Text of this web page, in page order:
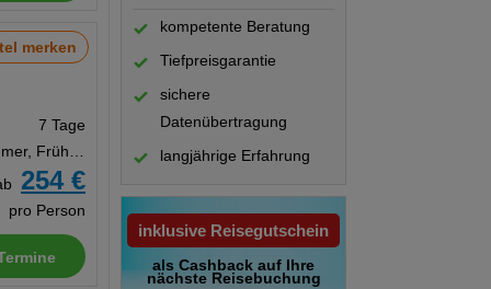
kompetente Beratung
Tiefpreisgarantie
sichere
Datenübertragung
langjährige Erfahrung
inklusive Reisegutschein
als Cashback auf Ihre
nächste Reisebuchung
merken
7 Tage
Doppelzimmer, Frühstück
254 €
pro Person